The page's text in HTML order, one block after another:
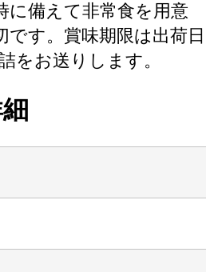
に備えて非常食を用意
です。賞味期限は出荷日
をお送りします。